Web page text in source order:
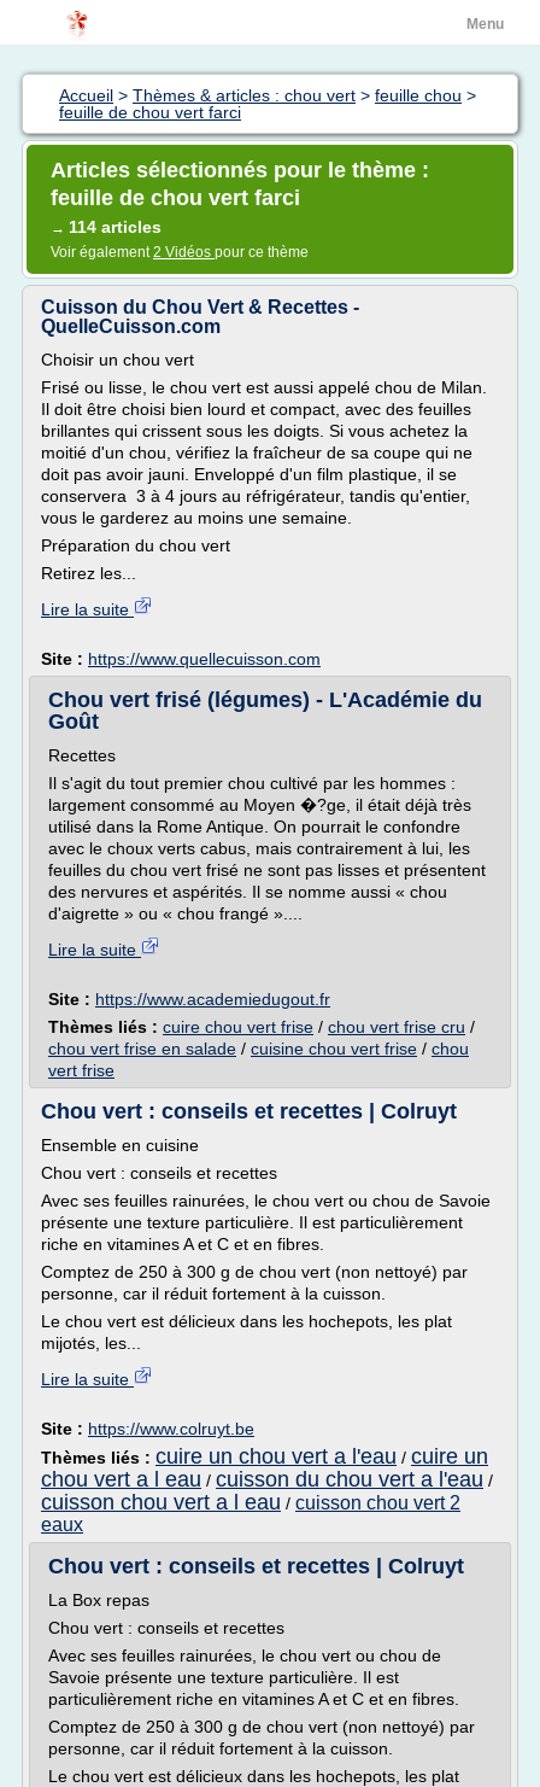
Menu
Accueil > Thèmes & articles : chou vert > feuille chou >
feuille de chou vert farci
Articles sélectionnés pour le thème :
feuille de chou vert farci
→ 114 articles
Voir également2 Vidéos pour ce thème
Cuisson du Chou Vert & Recettes -
QuelleCuisson.com
Choisir un chou vert
Frisé ou lisse, le chou vert est aussi appelé chou de Milan.
Il doit être choisi bien lourd et compact, avec des feuilles
brillantes qui crissent sous les doigts. Si vous achetez la
moitié d'un chou, vérifiez la fraîcheur de sa coupe qui ne
doit pas avoir jauni. Enveloppé d'un film plastique, il se
conservera 3 à 4 jours au réfrigérateur, tandis qu'entier,
vous le garderez au moins une semaine.
Préparation du chou vert
Retirez les...
Lire la suite
Site : https://www.quellecuisson.com
Chou vert frisé (légumes) - L'Académie du
Goût
Recettes
Il s'agit du tout premier chou cultivé par les hommes :
largement consommé au Moyen �?ge, il était déjà très
utilisé dans la Rome Antique. On pourrait le confondre
avec le choux verts cabus, mais contrairement à lui, les
feuilles du chou vert frisé ne sont pas lisses et présentent
des nervures et aspérités. Il se nomme aussi « chou
d'aigrette » ou « chou frangé »....
Lire la suite
Site : https://www.academiedugout.fr
Thèmes liés : cuire chou vert frise / chou vert frise cru /
chou vert frise en salade / cuisine chou vert frise / chou
vert frise
Chou vert : conseils et recettes | Colruyt
Ensemble en cuisine
Chou vert : conseils et recettes
Avec ses feuilles rainurées, le chou vert ou chou de Savoie
présente une texture particulière. Il est particulièrement
riche en vitamines A et C et en fibres.
Comptez de 250 à 300 g de chou vert (non nettoyé) par
personne, car il réduit fortement à la cuisson.
Le chou vert est délicieux dans les hochepots, les plat
mijotés, les...
Lire la suite
Site : https://www.colruyt.be
Thèmes liés : cuire un chou vert a l'eau / cuire un
chou vert a l eau / cuisson du chou vert a l'eau /
cuisson chou vert a l eau / cuisson chou vert 2
eaux
Chou vert : conseils et recettes | Colruyt
La Box repas
Chou vert : conseils et recettes
Avec ses feuilles rainurées, le chou vert ou chou de
Savoie présente une texture particulière. Il est
particulièrement riche en vitamines A et C et en fibres.
Comptez de 250 à 300 g de chou vert (non nettoyé) par
personne, car il réduit fortement à la cuisson.
Le chou vert est délicieux dans les hochepots, les plat